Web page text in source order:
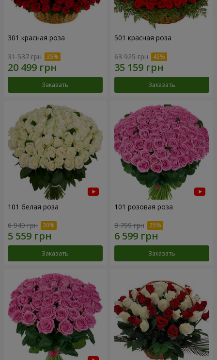
301 красная роза
31 537 грн
Заказать
501 красная роза
63 925 грн
Заказать
101 белая роза
6 949 грн
Заказать
101 розовая роза
8 799 грн
Заказать